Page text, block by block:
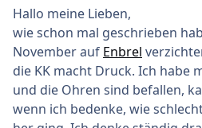
Hallo meine Lieben,
wie schon mal geschrieben
November auf Enbrel
die KK macht Druck. Ich habe
und die Ohren sind befallen,
wenn ich bedenke, wie